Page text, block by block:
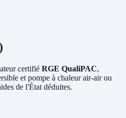
certifié RGE QualiPAC,
et pompe à chaleur air-air ou
de l'État déduites.